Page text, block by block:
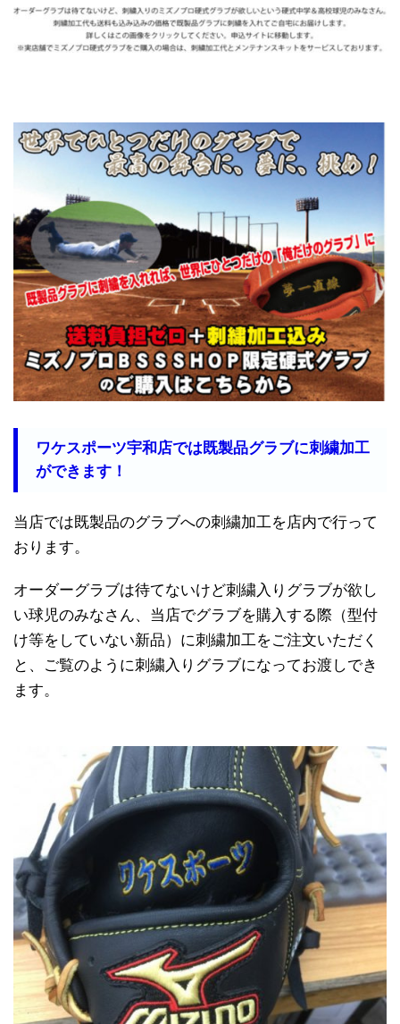
ワケスポーツ宇和店では既製品グラブに刺繍加工
ができます！
当店では既製品のグラブへの刺繍加工を店内で行って
おります。
オーダーグラブは待てないけど刺繍入りグラブが欲し
い球児のみなさん、当店でグラブを購入する際（型付
け等をしていない新品）に刺繍加工をご注文いただく
と、ご覧のように刺繍入りグラブになってお渡しでき
ます。